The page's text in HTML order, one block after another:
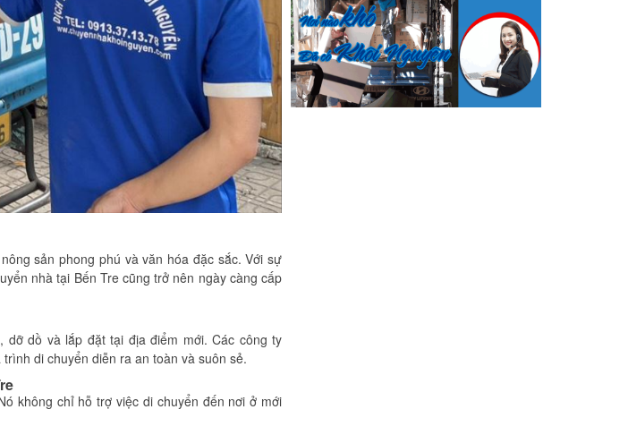
sản phong phú và văn hóa đặc sắc. Với sự
nhà tại Bến Tre cũng trở nên ngày càng cấp
dỡ dồ và lắp đặt tại địa điểm mới. Các công ty
di chuyển diễn ra an toàn và suôn sẻ.
không chỉ hỗ trợ việc di chuyển đến nơi ở mới
232/2 Cộng Hòa, P.13, Q. Tân Bình
Vợ chồng tôi vừa chuyển về nhà
mới ở Chưng cư Thái An về quận
2. Tôi được biết dịch vụ của Khôi
Nguyên đã lâu và đến nay đã sử